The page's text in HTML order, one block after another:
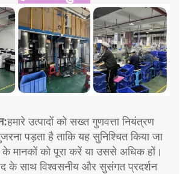
हमारे उत्पादों को सख्त गुणवत्ता नियंत्रण
पड़ता है ताकि यह सुनिश्चित किया जा
के मानकों को पूरा करें या उससे अधिक हों।
के साथ विश्वसनीय और सुसंगत प्रदर्शन